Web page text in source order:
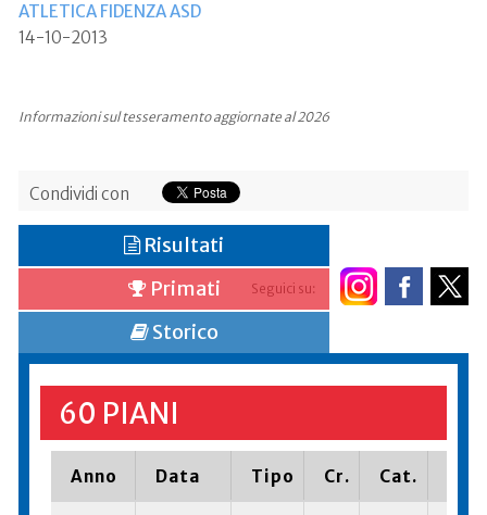
ATLETICA FIDENZA ASD
14-10-2013
Informazioni sul tesseramento aggiornate al 2026
Condividi con
Seguici su:
Risultati
Primati
Storico
60 PIANI
Anno Data Tipo Cr. Cat.